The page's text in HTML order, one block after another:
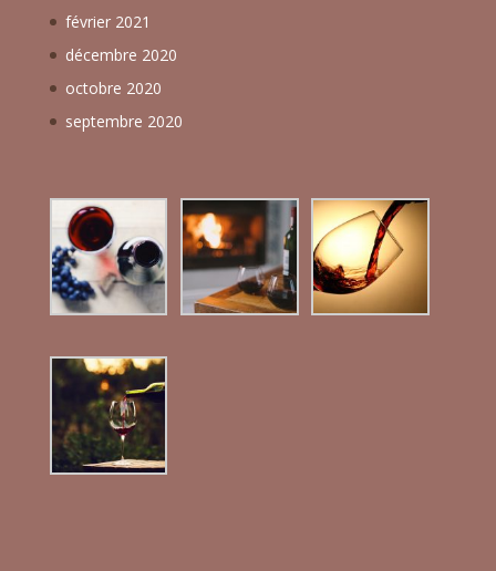
février 2021
décembre 2020
octobre 2020
septembre 2020